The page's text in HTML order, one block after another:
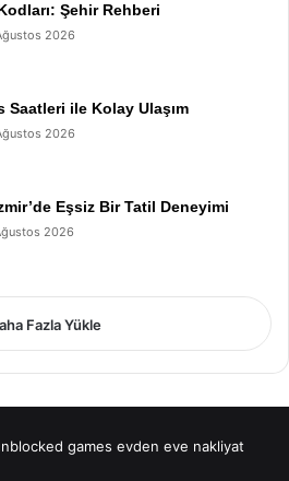
Şehir Rehberi
2026
Saatleri ile Kolay Ulaşım
2026
Eşsiz Bir Tatil Deneyimi
2026
Fazla Yükle
games evden eve nakliyat